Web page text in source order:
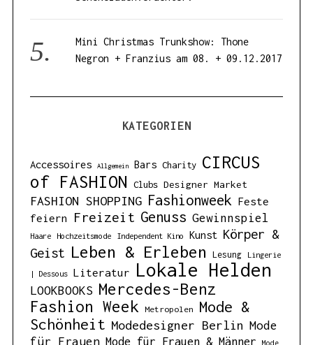
Mini Christmas Trunkshow: Thone
Negron + Franzius am 08. + 09.12.2017
KATEGORIEN
Accessoires Allgemein Bars Charity CIRCUS
of FASHION Clubs Designer Market
FASHION SHOPPING Fashionweek Feste
feiern
Freizeit Genuss Gewinnspiel
Haare Hochzeitsmode Independent Kino Kunst Körper &
Geist Leben & Erleben Lesung Lingerie
| Dessous Literatur Lokale Helden
LOOKBOOKS Mercedes-Benz
Fashion Week Metropolen
Mode &
Schönheit Modedesigner Berlin Mode
für Frauen Mode für Frauen & Männer Mode